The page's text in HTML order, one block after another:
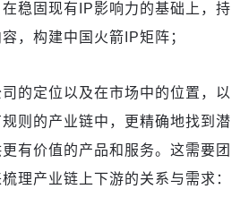
稳固现有IP影响力的基础上，持
，构建中国火箭IP矩阵；
的定位以及在市场中的位置，以
则的产业链中，更精确地找到潜
有价值的产品和服务。这需要团
理产业链上下游的关系与需求：